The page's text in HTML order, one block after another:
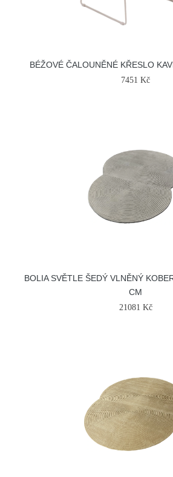
BÉŽOVÉ ČALOUNĚNÉ KŘESLO
7451 Kč
BOLIA SVĚTLE ŠEDÝ VLNĚNÝ
CM
21081 Kč